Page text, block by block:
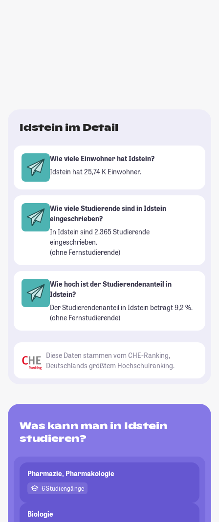
Idstein im Detail
Wie viele Einwohner hat Idstein?
Idstein hat 25,74 K Einwohner.
Wie viele Studierende sind in Idstein
eingeschrieben?
In Idstein sind 2.365 Studierende
eingeschrieben.
(ohne Fernstudierende)
Wie hoch ist der Studierendenanteil in
Idstein?
Der Studierendenanteil in Idstein beträgt 9,2 %.
(ohne Fernstudierende)
Diese Daten stammen vom CHE-Ranking,
Deutschlands größtem Hochschulranking.
Was kann man in Idstein
studieren?
Pharmazie, Pharmakologie
6 Studiengänge
Biologie